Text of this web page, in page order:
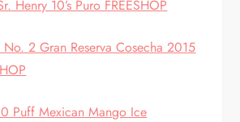
Henry 10’s Puro FREESHOP
No. 2 Gran Reserva Cosecha 2015
Puff Mexican Mango Ice